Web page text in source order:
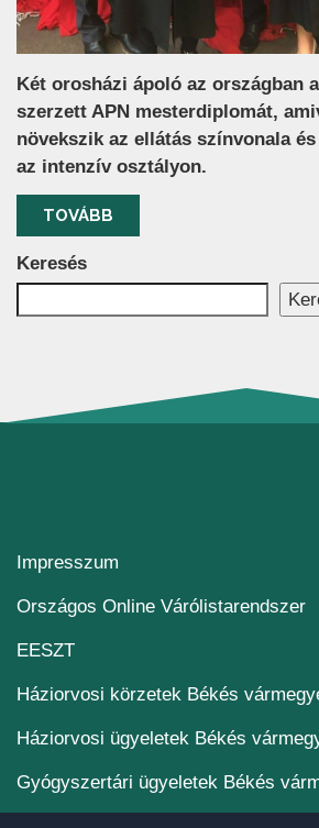
Két orosházi ápoló az országban
szerzett APN mesterdiplomát,
növekszik az ellátás színvonala
az intenzív osztályon.
TOVÁBB
Keresés
Impresszum
Országos Online Várólistarendszer
EESZT(új ablakban nyílik meg)
Háziorvosi körzetek Békés
Háziorvosi ügyeletek Békés
Gyógyszertári ügyeletek Békés